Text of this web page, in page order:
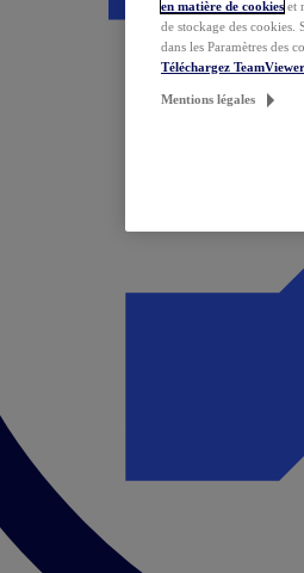
en matière de cookies et
de stockage des cookies.
dans les Paramètres des
Téléchargez TeamViewer
Mentions légales